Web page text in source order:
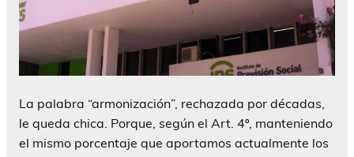
La palabra “armonización”, rechazada por décadas,
le queda chica. Porque, según el Art. 4º, manteniendo
el mismo porcentaje que aportamos actualmente los